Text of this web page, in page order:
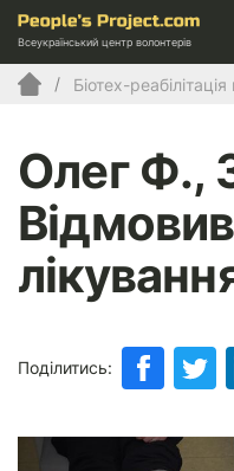
Всеукраїнський центр волонтерів
Біотех-
Олег Ф.,
Поділитись: